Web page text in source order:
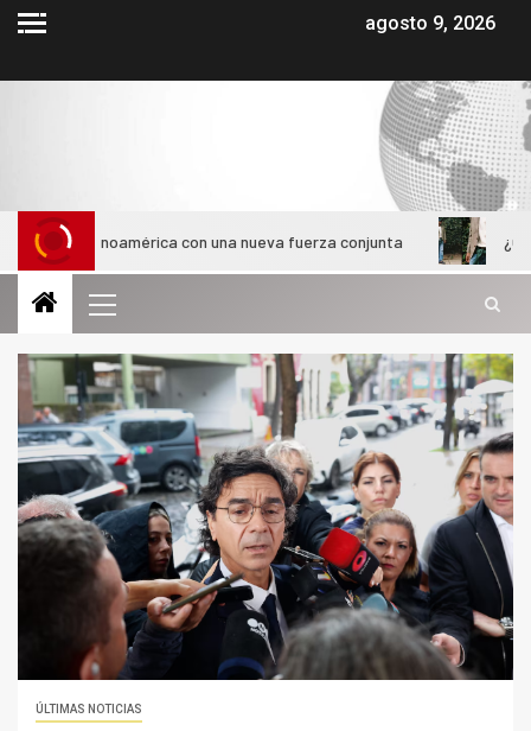
agosto 9, 2026
con una nueva fuerza conjunta ¿Cómo
ÚLTIMAS NOTICIAS